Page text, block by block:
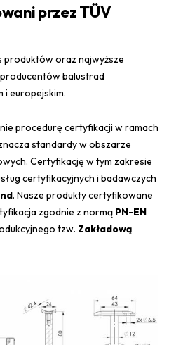
przez TÜV
oraz najwyższe
balustrad
i europejskim.
procedurę certyfikacji w ramach
standardy w obszarze
Certyfikację w tym zakresie
certyfikacyjnych i badawczych
. Nasze produkty certyfikowane
zgodnie z normą PN-EN
tzw. Zakładową